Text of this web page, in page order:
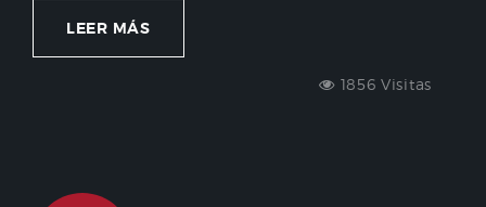
LEER MÁS
1856 Visitas